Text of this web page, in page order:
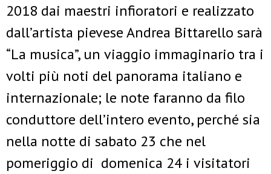
2018 dai maestri infioratori e realizzato
dall’artista pievese Andrea Bittarello sarà
“La musica”, un viaggio immaginario tra i
volti più noti del panorama italiano e
internazionale; le note faranno da filo
conduttore dell’intero evento, perché sia
nella notte di sabato 23 che nel
pomeriggio di domenica 24 i visitatori